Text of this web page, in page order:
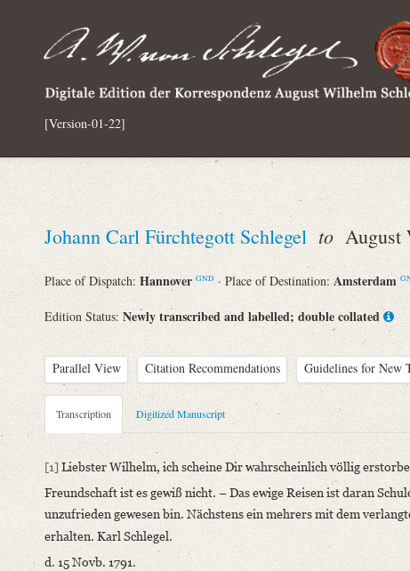
[Version-01-22]
Johann Carl Fürchtegott Schlegel to August
Place of Dispatch: Hannover GND · Place of Destination: Amsterdam
Edition Status: Newly transcribed and labelled; double collated
Parallel View Citation Recommendations Guidelines for New
Metadata Concerning Header
Sender: Johann Carl Fürchtegott Schlegel
Recipient: August Wilhelm von Schlegel
Place of Dispatch: Hannover
Place of Destination: Amsterdam
Date: 15.11.1791
Notations: Absende- und Empfangsort erschlossen.
Transcription Digitized Manuscript
[1]Liebster Wilhelm, ich scheine Dir wahrscheinlich völlig
Freundschaft ist es gewiß nicht. – Das ewige Reisen ist daran
unzufrieden gewesen bin. Nächstens ein mehrers mit dem
erhalten. Karl Schlegel.
d. 15 Novb. 1791.